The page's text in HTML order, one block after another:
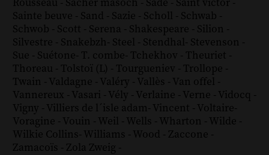
Rousseau - Sacher masoch - Sade - Saint victor -
Sainte beuve - Sand - Sazie - Scholl - Schwab -
Schwob - Scott - Serena - Shakespeare - Silion -
Silvestre - Snakebzh- Steel - Stendhal- Stevenson -
Sue - Suétone- T. combe- Tchekhov - Theuriet -
Thoreau - Tolstoï (L) - Tourgueniev - Trollope -
Twain - Valdagne - Valéry - Vallès - Van offel -
Vannereux - Vasari - Vély - Verlaine - Verne - Vidocq -
Vigny - Villiers de l´isle adam- Vincent - Voltaire-
Voragine - Vouin - Weil - Wells - Wharton - Wilde -
Wilkie Collins- Williams - Wood - Zaccone -
Zamacoïs - Zola Zweig -